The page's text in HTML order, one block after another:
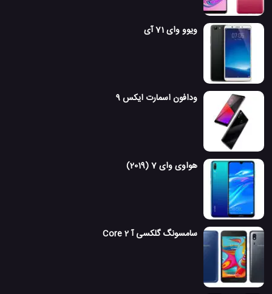
ویوو وای 71 آی
ودافون اسمارت ایکس 9
هواوی وای 7 (2019)
سامسونگ گلکسی آ 2 Core